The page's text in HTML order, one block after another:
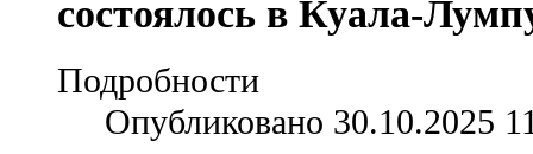
состоялось в Куала-
Подробности
Опубликовано 30.10.2025